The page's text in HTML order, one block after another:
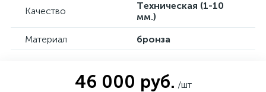
Качество
Техническая (1-10
мм.)
Материал бронза
46 000 руб. /шт